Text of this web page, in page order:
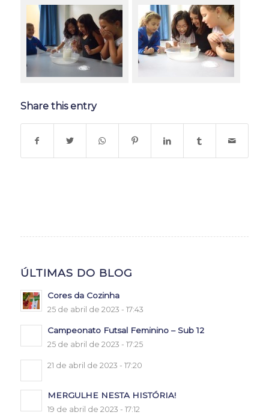
Share this entry
ÚLTIMAS DO BLOG
Cores da Cozinha
25 de abril de 2023 - 17:43
Campeonato Futsal Feminino – Sub 12
25 de abril de 2023 - 17:25
21 de abril de 2023 - 17:20
MERGULHE NESTA HISTÓRIA!
19 de abril de 2023 - 17:12